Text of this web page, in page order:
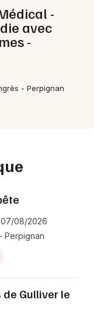
-
avec
-
- Perpignan
08/2026
Perpignan
Gulliver le